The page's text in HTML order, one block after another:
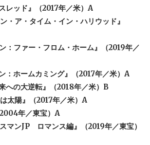
レッド』（2017年／米）A
・ア・タイム・イン・ハリウッド』
：ファー・フロム・ホーム』（2019年／
：ホームカミング』（2017年／米）A
への大逆転』（2018年／米）B
太陽』（2017年／米）A
年／東宝）A
マンJP ロマンス編』（2019年／東宝）